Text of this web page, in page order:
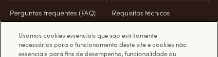
Perguntas frequentes (FAQ)
Requisitos técnicos
Política de cookies
Condições de utilização
Usamos cookies essenciais que são estritamente
necessários para o funcionamento deste site e cookies não
essenciais para fins de desempenho, funcionalidade ou